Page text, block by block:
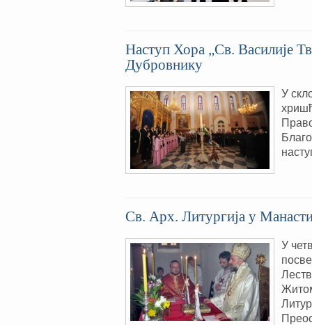
Наступ Хора „Св. Василије
Дубровнику
У
Св. Арх. Литургија у
У